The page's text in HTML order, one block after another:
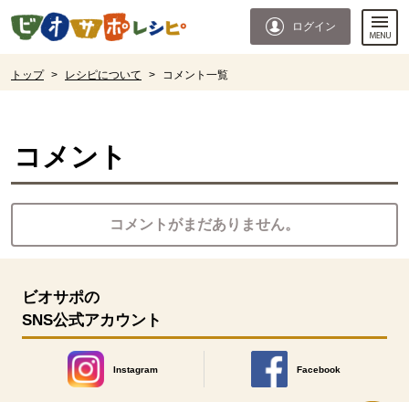
ページの先頭です。
ログイン
トップ > レシピについて > コメント一覧
コメント
コメントがまだありません。
ビオサポの
SNS公式アカウント
Instagram
別のウィンドウで開きます。
Facebook
別のウィンドウで開きます